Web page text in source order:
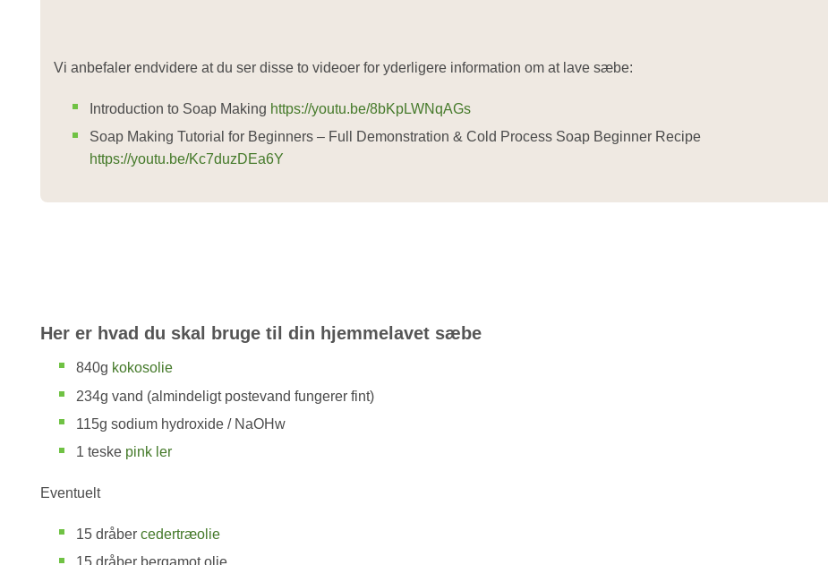
Vi anbefaler endvidere at du ser disse to videoer for yderligere information om at lave sæbe:
Introduction to Soap Making https://youtu.be/8bKpLWNqAGs
Soap Making Tutorial for Beginners – Full Demonstration & Cold Process Soap Beginner Recipe
https://youtu.be/Kc7duzDEa6Y
Her er hvad du skal bruge til din hjemmelavet sæbe
840g kokosolie
234g vand (almindeligt postevand fungerer fint)
115g sodium hydroxide / NaOHw
1 teske pink ler
Eventuelt
15 dråber cedertræolie